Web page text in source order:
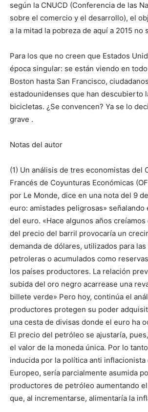
según la CNUCD (Conferencia de las
sobre el comercio y el desarrollo), el
a la mitad la pobreza de aquí a 2015 no
Para los que no creen que Estados
época singular: se están viendo en
Boston hasta San Francisco, ciudadanos
estadounidenses que han descubierto
bicicletas. ¿Se convencen? Ya se lo
grave .
Notas del autor
(1) Un análisis de tres economistas del
Francés de Coyunturas Económicas
por Le Monde, dice en una nota del 9
euro: amistades peligrosas» señalando
del euro. «Hace algunos años
del precio del barril provocaría un
demanda de dólares, utilizados para
petroleras o acumulados como
los países productores. La relación
subida del oro negro acarrease una
billete verde» Pero hoy, continúa el
productores protegen su poder
una cesta de divisas donde el euro ha
El precio del petróleo se ajustaría,
el valor de la moneda única. Por lo
inducida por la política anti inflacionista
Europeo, sería parcialmente asumida
productores de petróleo aumentando
que, al incrementarse, alimentaría la